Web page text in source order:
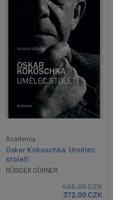
Academia
Oskar Kokoschka. Umělec
století
RÜDIGER GÖRNER
465.00CZK
372.00 CZK